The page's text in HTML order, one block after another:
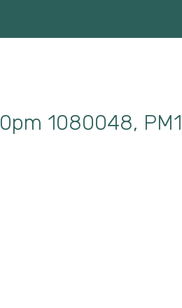
1080048,